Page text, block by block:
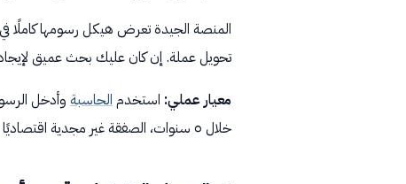
المنصة الجيدة تعرض هيكل رسومها كاملًا
تحويل عملة. إن كان عليك بحث عميق
معيار عملي: استخدمالحاسبة
خلال ٥ سنوات، الصفقة غير مجدية اقتصاديًا حتى لو كان العقار نفسه ممتازًا.